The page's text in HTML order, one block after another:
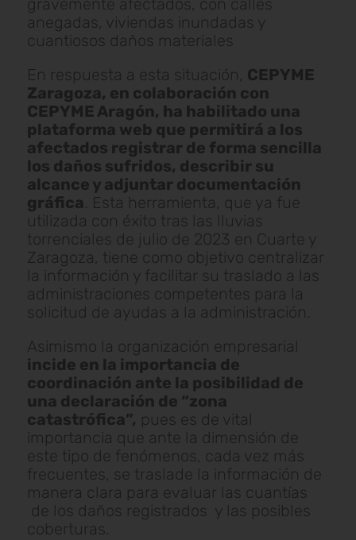
gravemente afectados, con calles
anegadas, viviendas inundadas y
cuantiosos daños materiales
En respuesta a esta situación, CEPYME
Zaragoza, en colaboración con
CEPYME Aragón, ha habilitado una
plataforma web que permitirá a los
afectados registrar de forma sencilla
los daños sufridos, describir su
alcance y adjuntar documentación
gráfica. Esta herramienta, que ya fue
utilizada con éxito tras las lluvias
torrenciales de julio de 2023 en Cuarte y
Zaragoza, tiene como objetivo centralizar
la información y facilitar su traslado a las
administraciones competentes para la
solicitud de ayudas a la administración.
Asimismo la organización empresarial
incide en la importancia de
coordinación ante la posibilidad de
una declaración de “zona
catastrófica”, pues es de vital
importancia que ante la dimensión de
este tipo de fenómenos, cada vez más
frecuentes, se traslade la información de
manera clara para evaluar las cuantías
de los daños registrados y las posibles
coberturas.